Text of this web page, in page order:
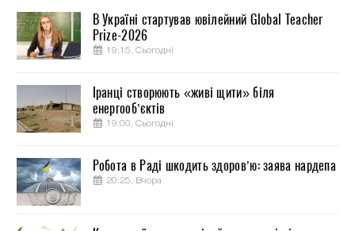
В Україні стартував ювілейний Global Teacher
Prize-2026
19:15, Сьогодні
Іранці створюють «живі щити» біля
енергооб’єктів
19:00, Сьогодні
Робота в Раді шкодить здоров’ю: заява нардепа
20:25, Вчора